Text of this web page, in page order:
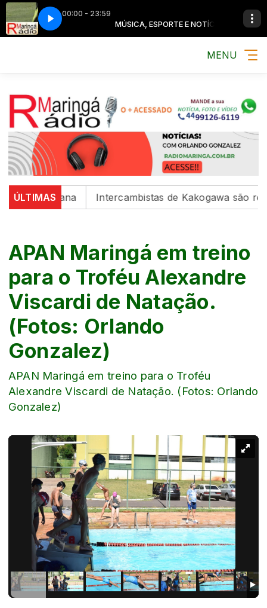
00:00 - 23:59
E NOTÍCIA MÚSICA, ESPORTE E NOTÍCIA
MENU
ÚLTIMAS
semana Intercambistas de Kakogawa são
APAN Maringá em treino
para o Troféu Alexandre
Viscardi de Natação.
(Fotos: Orlando
Gonzalez)
APAN Maringá em treino para o Troféu
Alexandre Viscardi de Natação. (Fotos: Orlando
Gonzalez)